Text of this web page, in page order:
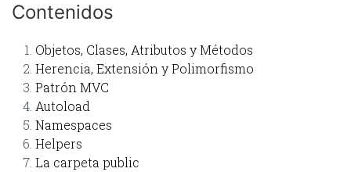
Contenidos
Objetos, Clases, Atributos y Métodos
Herencia, Extensión y Polimorfismo
Patrón MVC
Autoload
Namespaces
Helpers
La carpeta public